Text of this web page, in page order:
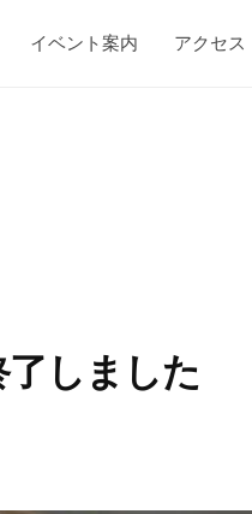
イベント案内 アクセス
しました